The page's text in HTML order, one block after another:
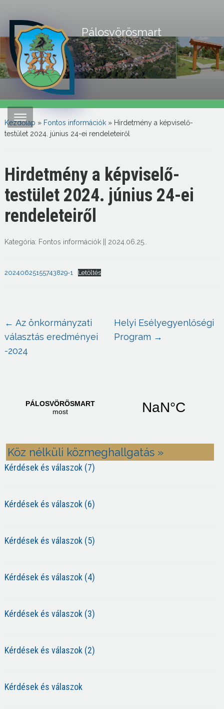
Pálosvörösmart
Kezdőlap » Fontos információk» Hirdetmény a képviselő-
testület 2024. június 24-ei rendeleteiről
Köz nélküli közmeghallgatás »
Kérdések és válaszok (7)
Kérdések és válaszok (6)
Kérdések és válaszok (5)
Kérdések és válaszok (4)
Kérdések és válaszok (3)
Kérdések és válaszok (2)
Kérdések és válaszok
Hirdetmény a képviselő-
testület 2024. június 24-ei
rendeleteiről
Kategória: Fontos információk|| 2024.06.25.
20240625155743829-1 Letöltés
← Az önkormányzati
választás eredményei
-2024
Helyi Esélyegyenlőségi
Program →